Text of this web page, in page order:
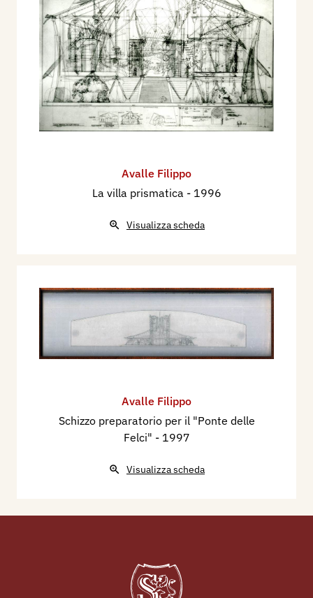
Avalle Filippo
La villa prismatica - 1996
Visualizza scheda
Avalle Filippo
Schizzo preparatorio per il "Ponte delle
Felci" - 1997
Visualizza scheda